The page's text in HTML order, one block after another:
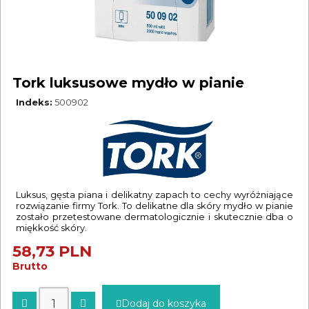
Tork luksusowe mydło w pianie
Indeks 500902
Luksus, gęsta piana i delikatny zapach to cechy wyróżniające
rozwiązanie firmy Tork. To delikatne dla skóry mydło w pianie
zostało przetestowane dermatologicznie i skutecznie dba o
miękkość skóry.
58,73 PLN
Brutto
Dodaj do koszyka